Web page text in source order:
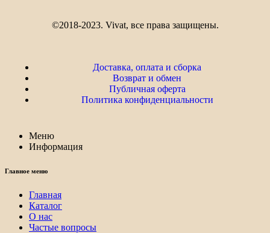
©2018-2023. Vivat, все права защищены.
Доставка, оплата и сборка
Возврат и обмен
Публичная оферта
Политика конфиденциальности
Меню
Информация
Главное меню
Главная
Каталог
О нас
Частые вопросы